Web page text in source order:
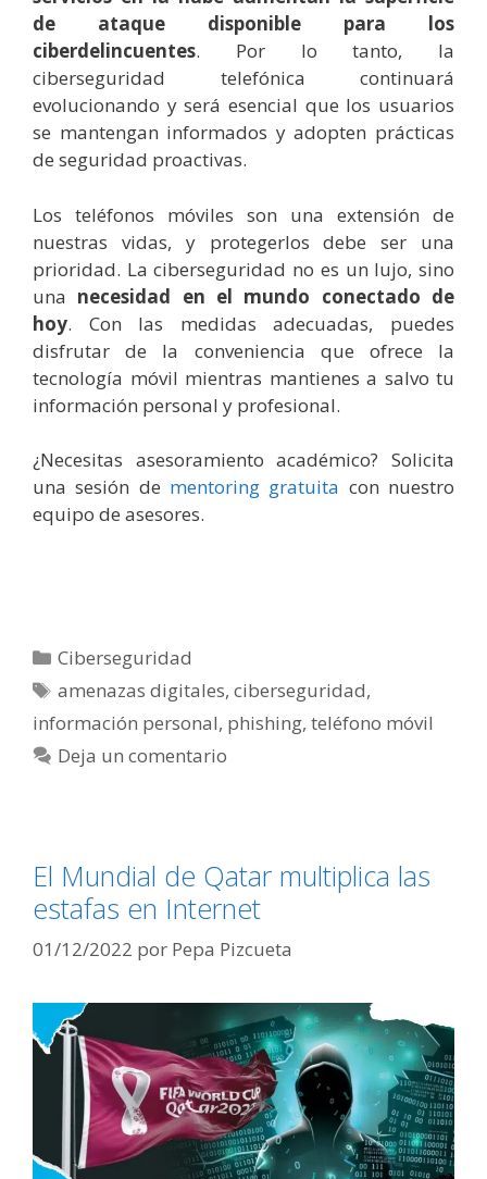
de ataque disponible para los
ciberdelincuentes. Por lo tanto, la
ciberseguridad telefónica continuará
evolucionando y será esencial que los usuarios
se mantengan informados y adopten prácticas
de seguridad proactivas.
Los teléfonos móviles son una extensión de
nuestras vidas, y protegerlos debe ser una
prioridad. La ciberseguridad no es un lujo, sino
una necesidad en el mundo conectado de
hoy. Con las medidas adecuadas, puedes
disfrutar de la conveniencia que ofrece la
tecnología móvil mientras mantienes a salvo tu
información personal y profesional.
¿Necesitas asesoramiento académico? Solicita
una sesión de mentoring gratuita con nuestro
equipo de asesores.
Categorías
Ciberseguridad
Etiquetas
amenazas digitales,ciberseguridad,
información personal, phishing, teléfono móvil
Deja un comentario
El Mundial de Qatar multiplica las
estafas en Internet
01/12/2022 por Pepa Pizcueta